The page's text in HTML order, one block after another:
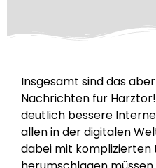
Insgesamt sind das
Nachrichten für
deutlich bessere
allen in der digitalen
dabei mit komplizierten